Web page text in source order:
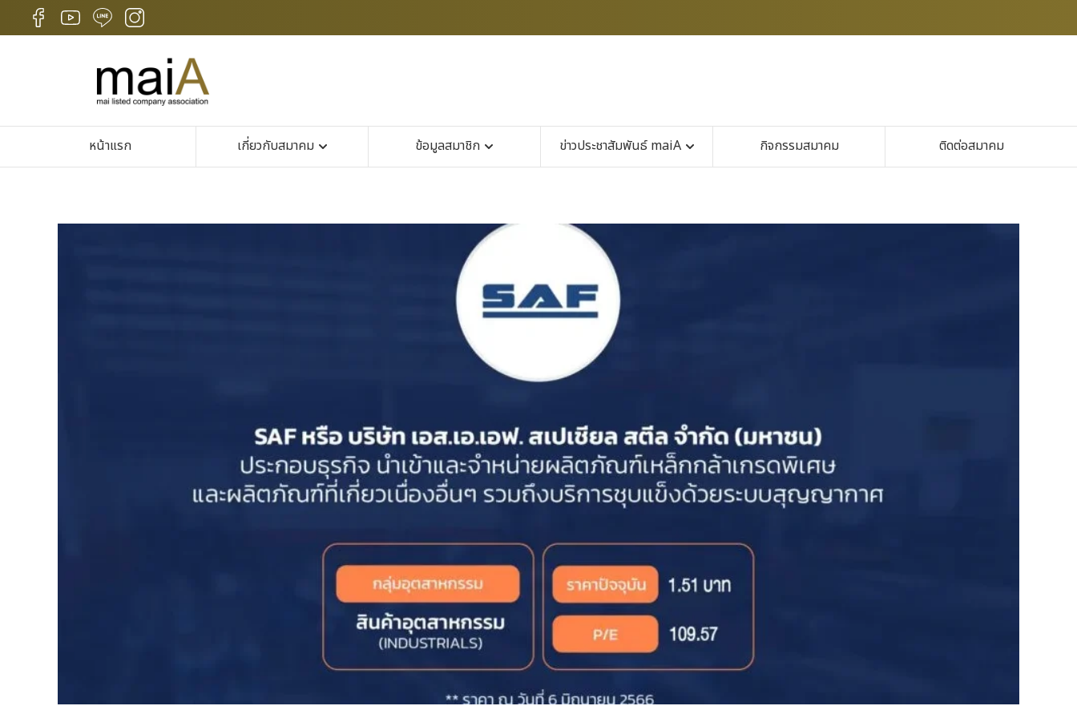
หน้าแรก เกี่ยวกับสมาคม ข้อมูลสมาชิก ข่าวประชาสัมพันธ์ maiA กิจกรรมสมาคม ติดต่อสมาคม